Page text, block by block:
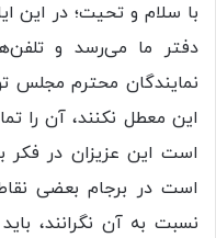
با سلام و تحیت؛ در این
دفتر ما می‌رسد و
نمایندگان محترم مجلس
این معطل نکنند، آن را
است این عزیزان در فکر
است در برجام بعضی
نسبت به آن نگرانند،